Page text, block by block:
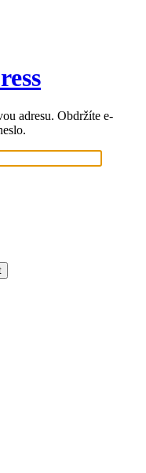
adresu. Obdržíte e-